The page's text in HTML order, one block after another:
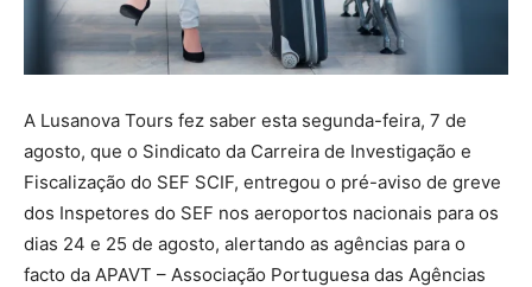
A Lusanova Tours fez saber esta segunda-feira, 7 de
agosto, que o Sindicato da Carreira de Investigação e
Fiscalização do SEF SCIF, entregou o pré-aviso de greve
dos Inspetores do SEF nos aeroportos nacionais para os
dias 24 e 25 de agosto, alertando as agências para o
facto da APAVT – Associação Portuguesa das Agências